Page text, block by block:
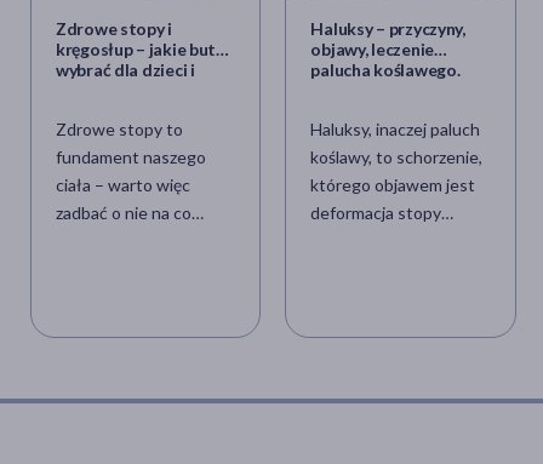
Zdrowe stopy i
kręgosłup – jakie buty
wybrać dla dzieci i
Zdrowe stopy to
fundament naszego
ciała – warto więc
zadbać o nie na co
się, jak wybierać buty,
Haluksy – przyczyny,
objawy, leczenie
palucha koślawego.
Haluksy, inaczej paluch
koślawy, to schorzenie,
którego objawem jest
deformacja stopy
wewnętrznej krawędzi